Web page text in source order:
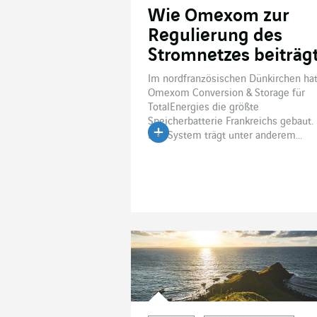
Wie Omexom zur
Regulierung des
Stromnetzes
Im nordfranzösischen Dünkirchen hat
Omexom Conversion & Storage für
TotalEnergies die größte
Speicherbatterie Frankreichs gebaut.
Das System trägt unter anderem...